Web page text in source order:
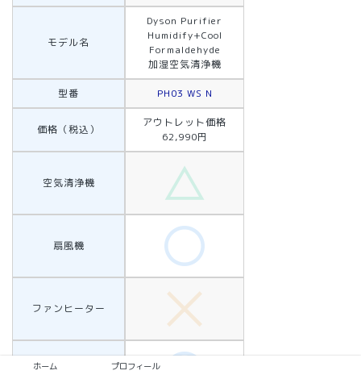
モデル名
Dyson Purifier
Humidify+Cool
Formaldehyde
加湿空気清浄機
型番 PH03 WS N
価格（税込）
アウトレット価格
62,990円
空気清浄機
扇風機
ファンヒーター
加湿器
ホーム プロフィール